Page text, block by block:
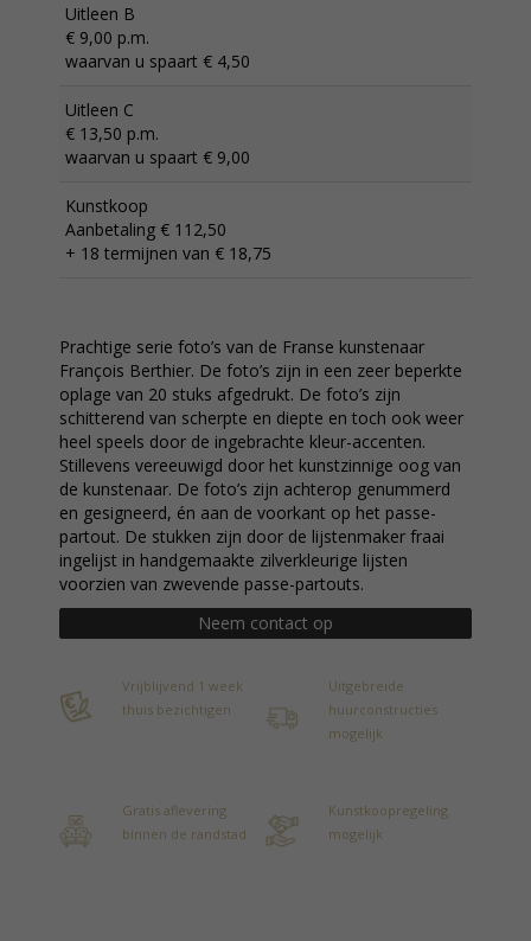
Uitleen B
€ 9,00 p.m.
waarvan u spaart € 4,50
Uitleen C
€ 13,50 p.m.
waarvan u spaart € 9,00
Kunstkoop
Aanbetaling € 112,50
+ 18 termijnen van € 18,75
Prachtige serie foto’s van de Franse kunstenaar
François Berthier. De foto’s zijn in een zeer beperkte
oplage van 20 stuks afgedrukt. De foto’s zijn
schitterend van scherpte en diepte en toch ook weer
heel speels door de ingebrachte kleur-accenten.
Stillevens vereeuwigd door het kunstzinnige oog van
de kunstenaar. De foto’s zijn achterop genummerd
en gesigneerd, én aan de voorkant op het passe-
partout. De stukken zijn door de lijstenmaker fraai
ingelijst in handgemaakte zilverkleurige lijsten
voorzien van zwevende passe-partouts.
Neem contact op
Vrijblijvend 1 week
thuis bezichtigen
Uitgebreide
huurconstructies
mogelijk
Gratis aflevering
binnen de randstad
Kunstkoopregeling
mogelijk